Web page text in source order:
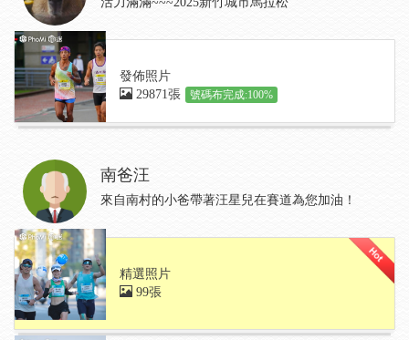
發佈照片
29871張
號碼布完成:100%
南爸汪
來自南村的小爸帶著汪星兒在賽道為您加油！
精選照片
99張